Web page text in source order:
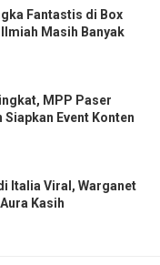
Fantastis di Box
Masih Banyak
MPP Paser
Event Konten
Italia Viral, Warganet
Kasih